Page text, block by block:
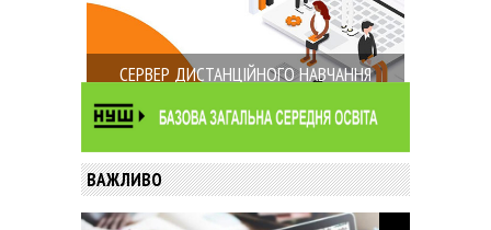
СЕРВЕР ДИСТАНЦІЙНОГО НАВЧАННЯ
ВАЖЛИВО